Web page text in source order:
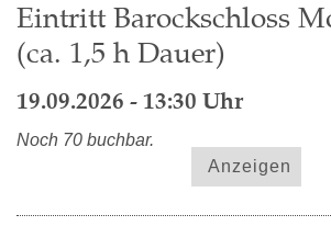
Eintritt Barockschloss
(ca. 1,5 h Dauer)
19.09.2026 - 13:30 Uhr
Noch 70 buchbar.
Anzeigen